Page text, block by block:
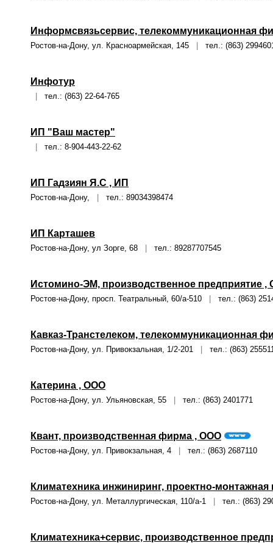
Информсвязьсервис, телекоммуникационная
Ростов-на-Дону, ул. Красноармейская, 145 тел.: (863)
Инфотур
тел.: (863) 22-64-765
ИП "Ваш мастер"
тел.: 8-904-443-22-62
ИП Гадзиян Я.С , ИП
Ростов-на-Дону, тел.: 89034398474
ИП Карташев
Ростов-на-Дону, ул Зорге, 68 тел.: 89287707545
Истомино-ЭМ, производственное предприятие ,
Ростов-на-Дону, просп. Театральный, 60/а-510 тел.: (863)
Кавказ-Транстелеком, телекоммуникационная
Ростов-на-Дону, ул. Привокзальная, 1/2-201 тел.: (863)
Катерина , ООО
Ростов-на-Дону, ул. Ульяновская, 55 тел.: (863) 2401771
Квант, производственная фирма , ООО
Ростов-на-Дону, ул. Привокзальная, 4 тел.: (863) 2687110
Климатехника инжиниринг, проектно-
Ростов-на-Дону, ул. Металлургическая, 110/а-1 тел.: (863)
Климатехника+сервис, производственное